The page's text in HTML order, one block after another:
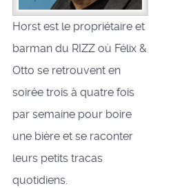
Horst est le propriétaire et
barman du RIZZ où Félix &
Otto se retrouvent en
soirée trois à quatre fois
par semaine pour boire
une bière et se raconter
leurs petits tracas
quotidiens.